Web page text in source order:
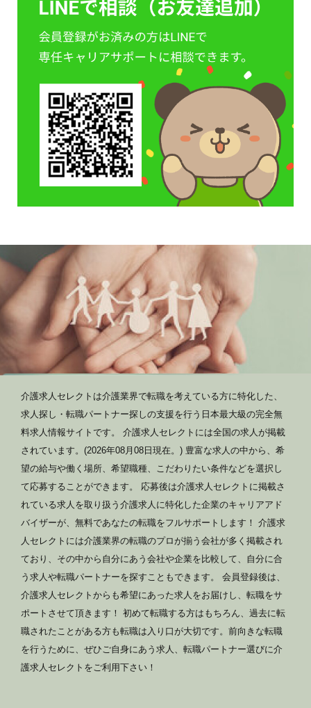
介護求人セレクトは介護業界で転職を考えている方に特化した、
求人探し・転職パートナー探しの支援を行う日本最大級の完全無
料求人情報サイトです。 介護求人セレクトには全国の求人が掲載
されています。(2026年08月08日現在。) 豊富な求人の中から、希
望の給与や働く場所、希望職種、こだわりたい条件などを選択し
て応募することができます。 応募後は介護求人セレクトに掲載さ
れている求人を取り扱う介護求人に特化した企業のキャリアアド
バイザーが、無料であなたの転職をフルサポートします！ 介護求
人セレクトには介護業界の転職のプロが揃う会社が多く掲載され
ており、その中から自分にあう会社や企業を比較して、自分に合
う求人や転職パートナーを探すこともできます。 会員登録後は、
介護求人セレクトからも希望にあった求人をお届けし、転職をサ
ポートさせて頂きます！ 初めて転職する方はもちろん、過去に転
職されたことがある方も転職は入り口が大切です。前向きな転職
を行うために、ぜひご自身にあう求人、転職パートナー選びに介
護求人セレクトをご利用下さい！